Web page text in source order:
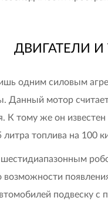
ДВИГАТЕЛИ
одним силовым
мотор
К тому же он
топлива на 100
шестидиапазонным
подвеску